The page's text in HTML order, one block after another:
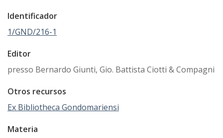
Identificador
1/GND/216-1
Editor
presso Bernardo Giunti, Gio. Battista Ciotti & Compagni
Otros recursos
Ex Bibliotheca Gondomariensi
Materia